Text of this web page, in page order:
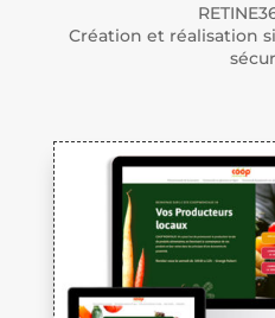
Création et réalisation